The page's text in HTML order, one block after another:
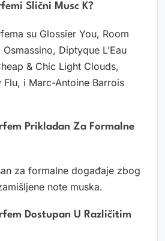
Slični Musc K?
su Glossier You, Room
Diptyque L’Eau
& Chic Light Clouds,
Flu, i Marc-Antoine Barrois
Prikladan Za Formalne
za formalne događaje zbog
note muska.
Dostupan U Različitim